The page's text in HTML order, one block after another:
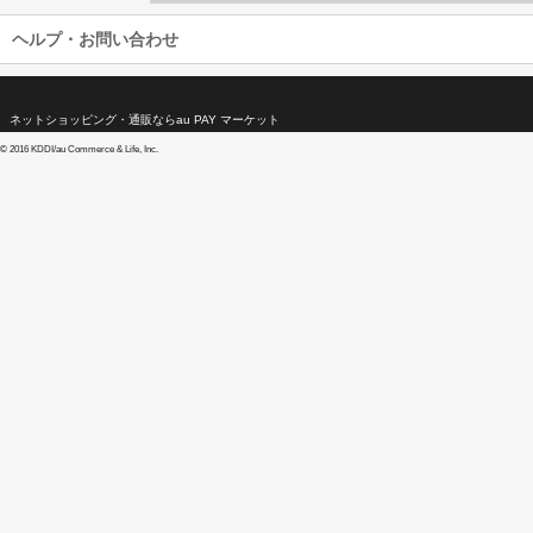
ヘルプ・お問い合わせ
ネットショッピング・通販ならau PAY マーケット
© 2016 KDDI/au Commerce & Life, Inc.